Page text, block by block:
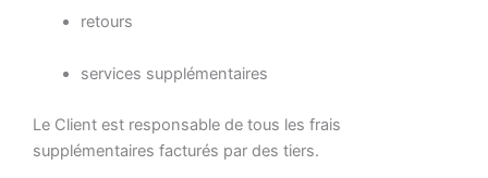
retours
services supplémentaires
Le Client est responsable de tous les frais
supplémentaires facturés par des tiers.